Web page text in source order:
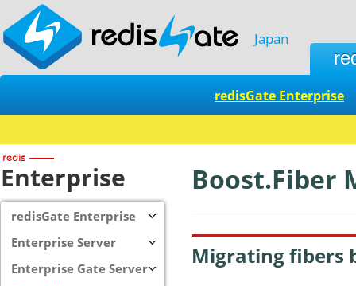
Japan
redisGate Enterprise
Enterprise
redisGate Enterprise
Enterprise Server
Enterprise Gate Server
Boost.Fiber
Migrating fibers